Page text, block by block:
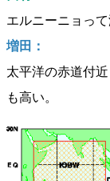
エルニーニョっ
増田：
太平洋の赤道付
も高い。